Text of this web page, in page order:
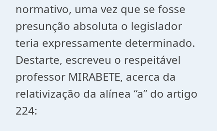
normativo, uma vez que se fosse
presunção absoluta o legislador
teria expressamente determinado.
Destarte, escreveu o respeitável
professor MIRABETE, acerca da
relativização da alínea “a” do artigo
224: